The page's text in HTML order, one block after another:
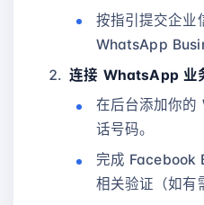
按指引提交企业
WhatsApp
连接 WhatsApp 业
在后台添加你
话号码。
完成 Facebook
相关验证（如有